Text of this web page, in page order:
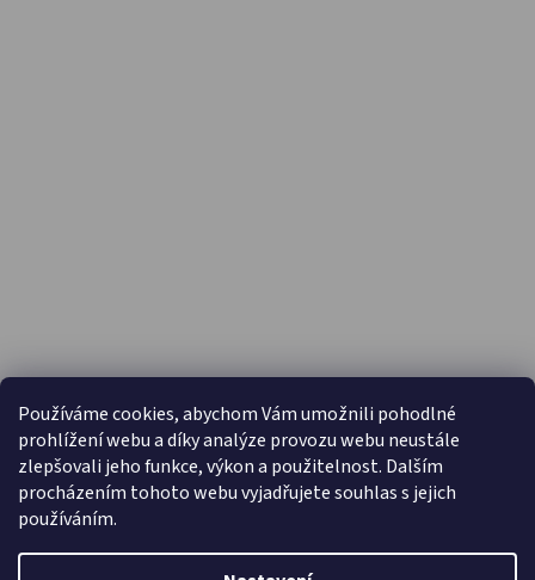
Používáme cookies, abychom Vám umožnili pohodlné
prohlížení webu a díky analýze provozu webu neustále
zlepšovali jeho funkce, výkon a použitelnost. Dalším
procházením tohoto webu vyjadřujete souhlas s jejich
používáním.
PŘIJÍMÁME ONLINE PLATBY